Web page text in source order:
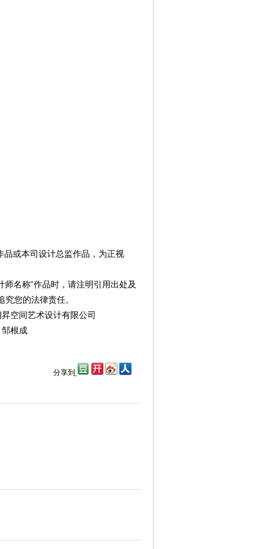
或本司设计总监作品，为正视
师名称”作品时，请注明引用出处及
您的法律责任。
空间艺术设计有限公司
根成
分享到